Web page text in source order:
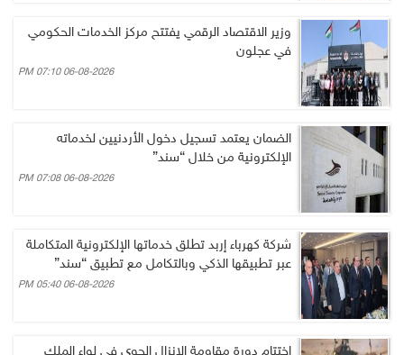
وزير الاقتصاد الرقمي يفتتح مركز الخدمات الحكومي
في عجلون
06-08-2026 07:10 PM
الضمان يعتمد تسجيل دخول الأردنيين لخدماته
الإلكترونية من خلال “سند”
06-08-2026 07:08 PM
شركة كهرباء إربد تطلق خدماتها الإلكترونية المتكاملة
عبر تطبيقها الذكي وبالتكامل مع تطبيق “سند”
06-08-2026 05:40 PM
اختتام دورة مقاومة الإنزال الجوي في لواء الملك